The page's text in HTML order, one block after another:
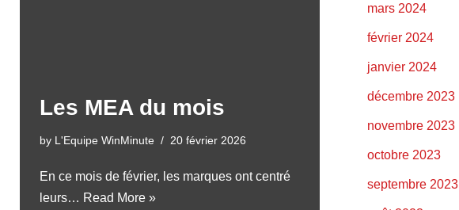
Les MEA du mois
by L'Equipe WinMinute 20 février 2026
En ce mois de février, les marques ont centré
leurs… Read More »
mars 2024
février 2024
janvier 2024
décembre 2023
novembre 2023
octobre 2023
septembre 2023